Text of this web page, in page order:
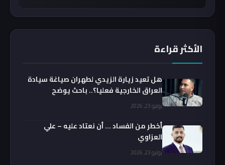
الأكثر قراءة
هل تعيد زيارة الزيدي لطهران صياغة سيادة
العراق الخارجية فعليا؟.. باحث يوضح
يوليو 23, 2026
أخطر من الفساد … أن نعتاد عليه – علي
العزاوي
يوليو 23, 2026